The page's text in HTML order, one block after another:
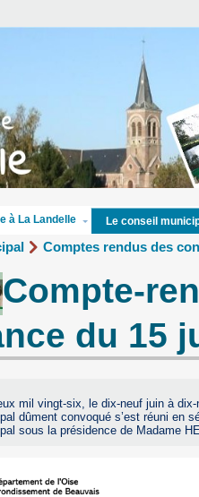
à La Landelle Le conseil
Comptes rendus des
Compte-
du 15
mil vingt-six, le dix-neuf juin à
dûment convoqué s’est réuni en
sous la présidence de Madame